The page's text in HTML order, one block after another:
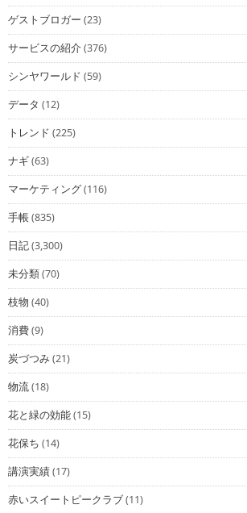
ゲストブロガー (23)
サービスの紹介(376)
シンヤワールド (59)
データ (12)
トレンド (225)
ナギ(63)
マーケティング(116)
手帳(835)
日記(3,300)
未分類(70)
枝物 (40)
消費(9)
炭づつみ(21)
物流(18)
花と緑の効能(15)
花保ち (14)
講演実績(17)
赤いスイートピークラブ(11)